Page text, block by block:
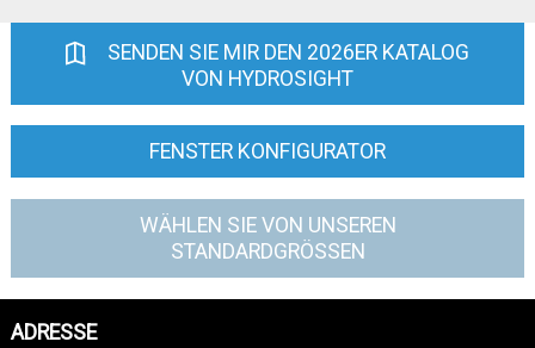
SENDEN SIE MIR DEN 2026ER KATALOG
VON HYDROSIGHT
FENSTER KONFIGURATOR
WÄHLEN SIE VON UNSEREN
STANDARDGRÖSSEN
ADRESSE